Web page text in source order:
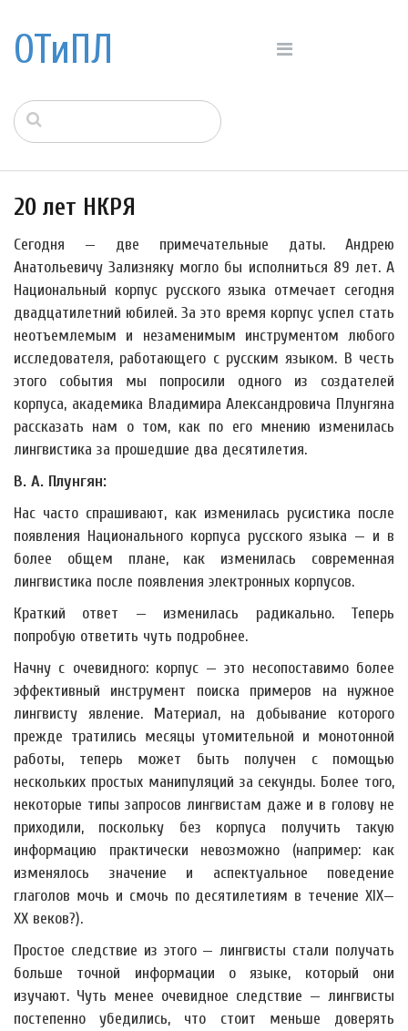
ОТиПЛ
20 лет НКРЯ
Сегодня — две примечательные даты. Андрею
Анатольевичу Зализняку могло бы исполниться 89 лет. А
Национальный корпус русского языка отмечает сегодня
двадцатилетний юбилей. За это время корпус успел стать
неотъемлемым и незаменимым инструментом любого
исследователя, работающего с русским языком. В честь
этого события мы попросили одного из создателей
корпуса, академика Владимира Александровича Плунгяна
рассказать нам о том, как по его мнению изменилась
лингвистика за прошедшие два десятилетия.
В. А. Плунгян:
Нас часто спрашивают, как изменилась русистика после
появления Национального корпуса русского языка — и в
более общем плане, как изменилась современная
лингвистика после появления электронных корпусов.
Краткий ответ — изменилась радикально. Теперь
попробую ответить чуть подробнее.
Начну с очевидного: корпус — это несопоставимо более
эффективный инструмент поиска примеров на нужное
лингвисту явление. Материал, на добывание которого
прежде тратились месяцы утомительной и монотонной
работы, теперь может быть получен с помощью
нескольких простых манипуляций за секунды. Более того,
некоторые типы запросов лингвистам даже и в голову не
приходили, поскольку без корпуса получить такую
информацию практически невозможно (например: как
изменялось значение и аспектуальное поведение
глаголов мочь и смочь по десятилетиям в течение XIX—
XX веков?).
Простое следствие из этого — лингвисты стали получать
больше точной информации о языке, который они
изучают. Чуть менее очевидное следствие — лингвисты
постепенно убедились, что стоит меньше доверять